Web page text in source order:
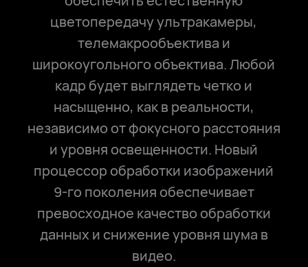
цветопередачу ультракамеры,
телемакрообъектива и
широкоугольного объектива. Любой
кадр будет выглядеть четко и
насыщенно, как в реальности,
независимо от фокусного расстояния
и уровня освещенности. Новый
процессор обработки изображений
9⁠-⁠го поколения обеспечивает
превосходное качество обработки
данных и снижение уровня шума в
видео.